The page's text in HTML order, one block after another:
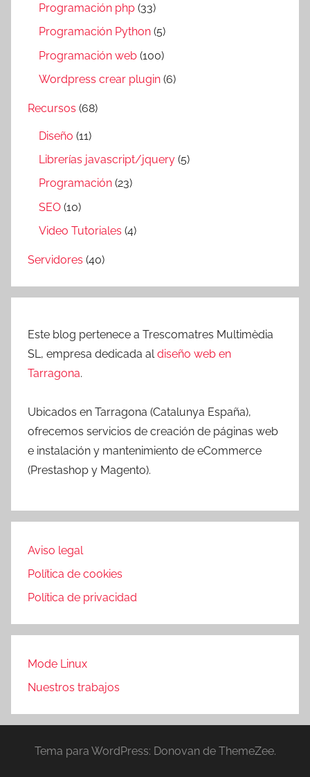
Programación php (33)
Programación Python (5)
Programación web (100)
Wordpress crear plugin (6)
Recursos (68)
Diseño (11)
Librerías javascript/jquery (5)
Programación (23)
SEO (10)
Video Tutoriales (4)
Servidores (40)
Este blog pertenece a Trescomatres Multimèdia
SL, empresa dedicada aldiseño web en
Tarragona.
Ubicados en Tarragona (Catalunya España),
ofrecemos servicios de creación de páginas web
e instalación y mantenimiento de eCommerce
(Prestashop y Magento).
Aviso legal
Política de cookies
Política de privacidad
Mode Linux
Nuestros trabajos
Tema para WordPress: Donovan de ThemeZee.